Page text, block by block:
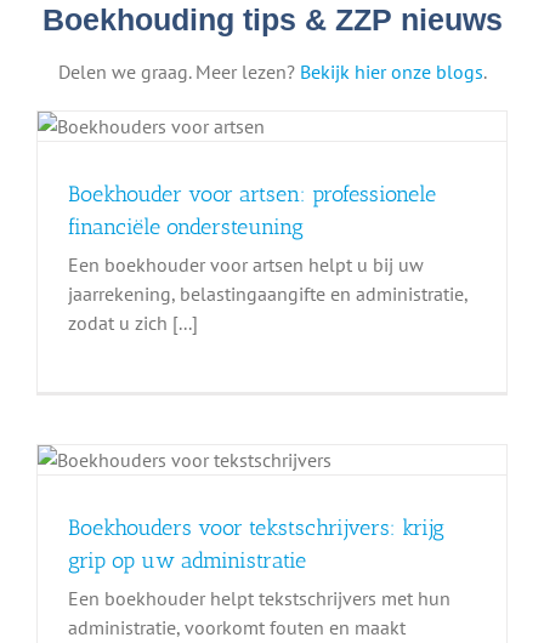
Boekhouding tips & ZZP nieuws
Delen we graag. Meer lezen? Bekijk hier onze blogs.
Boekhouder voor artsen: professionele
financiële ondersteuning
Een boekhouder voor artsen helpt u bij uw
jaarrekening, belastingaangifte en administratie,
zodat u zich [...]
Boekhouders voor tekstschrijvers: krijg
grip op uw administratie
Een boekhouder helpt tekstschrijvers met hun
administratie, voorkomt fouten en maakt